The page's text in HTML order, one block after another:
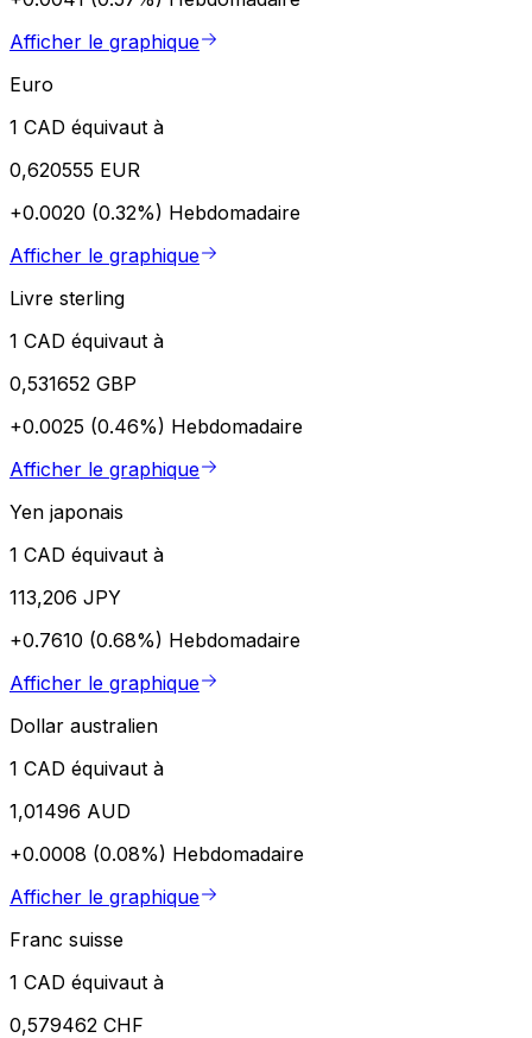
Afficher le graphique
Euro
1 CAD équivaut à
0,620555 EUR
+0.0020 (0.32%) Hebdomadaire
Afficher le graphique
Livre sterling
1 CAD équivaut à
0,531652 GBP
+0.0025 (0.46%) Hebdomadaire
Afficher le graphique
Yen japonais
1 CAD équivaut à
113,206 JPY
+0.7610 (0.68%) Hebdomadaire
Afficher le graphique
Dollar australien
1 CAD équivaut à
1,01496 AUD
+0.0008 (0.08%) Hebdomadaire
Afficher le graphique
Franc suisse
1 CAD équivaut à
0,579462 CHF